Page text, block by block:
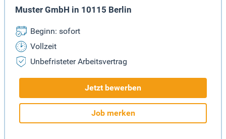
Muster GmbH in 10115 Berlin
Beginn: sofort
Vollzeit
Unbefristeter Arbeitsvertrag
Jetzt bewerben
Job merken